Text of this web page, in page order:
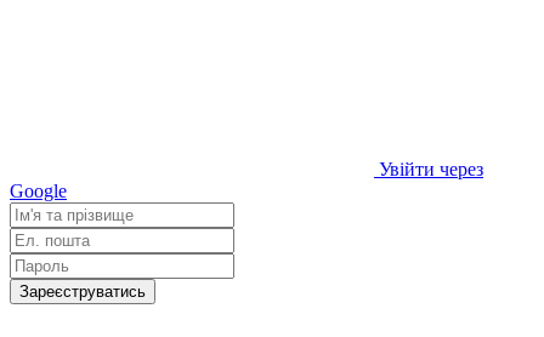
Увійти через
Google
Зареєструватись